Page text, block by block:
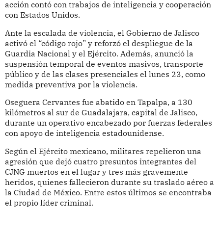
acción contó con trabajos de inteligencia y cooperación
con Estados Unidos.
Ante la escalada de violencia, el Gobierno de Jalisco
activó el “código rojo” y reforzó el despliegue de la
Guardia Nacional y el Ejército. Además, anunció la
suspensión temporal de eventos masivos, transporte
público y de las clases presenciales el lunes 23, como
medida preventiva por la violencia.
Oseguera Cervantes fue abatido en Tapalpa, a 130
kilómetros al sur de Guadalajara, capital de Jalisco,
durante un operativo encabezado por fuerzas federales
con apoyo de inteligencia estadounidense.
Según el Ejército mexicano, militares repelieron una
agresión que dejó cuatro presuntos integrantes del
CJNG muertos en el lugar y tres más gravemente
heridos, quienes fallecieron durante su traslado aéreo a
la Ciudad de México. Entre estos últimos se encontraba
el propio líder criminal.